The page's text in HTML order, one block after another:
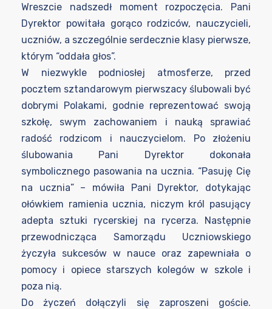
Wreszcie nadszedł moment rozpoczęcia. Pani
Dyrektor powitała gorąco rodziców, nauczycieli,
uczniów, a szczególnie serdecznie klasy pierwsze,
którym “oddała głos”.
W niezwykle podniosłej atmosferze, przed
pocztem sztandarowym pierwszacy ślubowali być
dobrymi Polakami, godnie reprezentować swoją
szkołę, swym zachowaniem i nauką sprawiać
radość rodzicom i nauczycielom. Po złożeniu
ślubowania Pani Dyrektor dokonała
symbolicznego pasowania na ucznia. “Pasuję Cię
na ucznia” – mówiła Pani Dyrektor, dotykając
ołówkiem ramienia ucznia, niczym król pasujący
adepta sztuki rycerskiej na rycerza. Następnie
przewodnicząca Samorządu Uczniowskiego
życzyła sukcesów w nauce oraz zapewniała o
pomocy i opiece starszych kolegów w szkole i
poza nią.
Do życzeń dołączyli się zaproszeni goście.